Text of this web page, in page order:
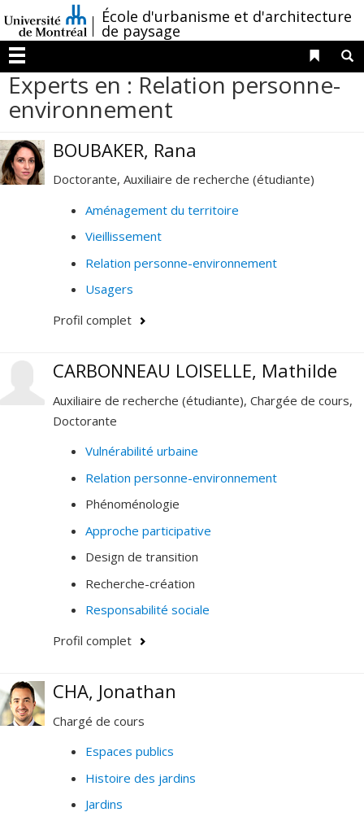
au
contenu
/École d'urbanisme et d'architecture
de paysage
Menu
Liens
Experts en : Relation personne-
environnement
BOUBAKER, Rana
Doctorante, Auxiliaire de recherche (étudiante)
Aménagement du territoire
Vieillissement
Relation personne-environnement
Usagers
Profil complet
CARBONNEAU LOISELLE, Mathilde
Auxiliaire de recherche (étudiante), Chargée de cours,
Doctorante
Vulnérabilité urbaine
Relation personne-environnement
Phénoménologie
Approche participative
Design de transition
Recherche-création
Responsabilité sociale
Profil complet
CHA, Jonathan
Chargé de cours
Espaces publics
Histoire des jardins
Jardins